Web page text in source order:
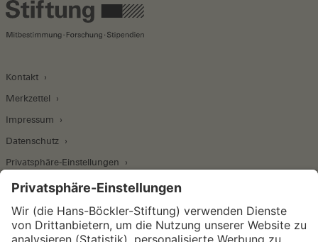
Kontakt
Merkzettel
Impressum
Datenschutz
Privatsphäre-Einstellungen
Wirtschafts- und Sozialwissenschaftliches Institut